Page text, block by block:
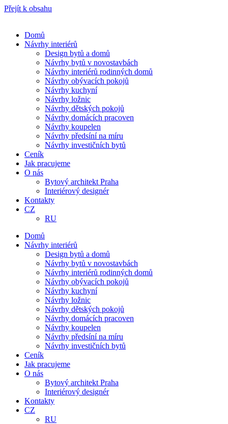
Přejít k obsahu
Domů
Návrhy interiérů
Design bytů a domů
Návrhy bytů v novostavbách
Návrhy interiérů rodinných domů
Návrhy obývacích pokojů
Návrhy kuchyní
Návrhy ložnic
Návrhy dětských pokojů
Návrhy domácích pracoven
Návrhy koupelen
Návrhy předsíní na míru
Návrhy investičních bytů
Ceník
Jak pracujeme
O nás
Bytový architekt Praha
Interiérový designér
Kontakty
CZ
RU
Domů
Návrhy interiérů
Design bytů a domů
Návrhy bytů v novostavbách
Návrhy interiérů rodinných domů
Návrhy obývacích pokojů
Návrhy kuchyní
Návrhy ložnic
Návrhy dětských pokojů
Návrhy domácích pracoven
Návrhy koupelen
Návrhy předsíní na míru
Návrhy investičních bytů
Ceník
Jak pracujeme
O nás
Bytový architekt Praha
Interiérový designér
Kontakty
CZ
RU